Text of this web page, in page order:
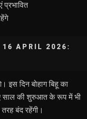
प्रभावित
16 APRIL 2026:
दिन बोहाग बिहू का
साल की शुरुआत के रूप में भी
बंद रहेंगी।